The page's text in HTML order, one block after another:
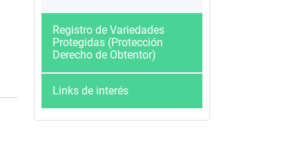
Registro de Variedades
Protegidas (Protección
Derecho de Obtentor)
Links de interés